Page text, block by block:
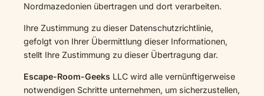
Nordmazedonien übertragen und dort verarbeiten.
Ihre Zustimmung zu dieser Datenschutzrichtlinie,
gefolgt von Ihrer Übermittlung dieser Informationen,
stellt Ihre Zustimmung zu dieser Übertragung dar.
Escape-Room-Geeks LLC wird alle vernünftigerweise
notwendigen Schritte unternehmen, um sicherzustellen,